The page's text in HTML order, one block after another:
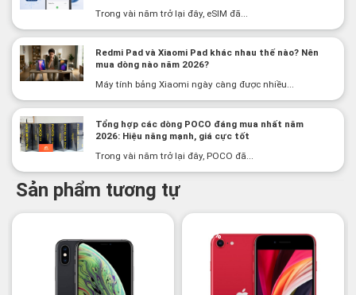
Trong vài năm trở lại đây, eSIM đã...
Redmi Pad và Xiaomi Pad khác nhau thế nào? Nên
mua dòng nào năm 2026?
Máy tính bảng Xiaomi ngày càng được nhiều...
Tổng hợp các dòng POCO đáng mua nhất năm
2026: Hiệu năng mạnh, giá cực tốt
Trong vài năm trở lại đây, POCO đã...
Sản phẩm tương tự
-28%